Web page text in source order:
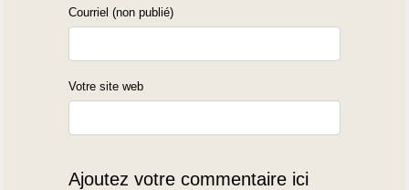
Courriel (non publié)
Votre site web
Ajoutez votre commentaire ici